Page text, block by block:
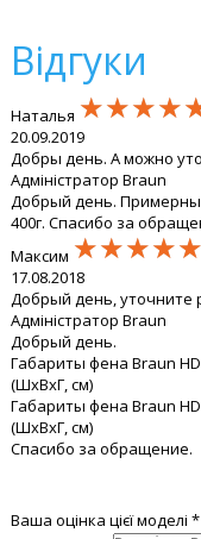
Відгуки
Наталья
20.09.2019
Добры день. А можно
Адміністратор Braun
Добрый день.
400г. Спасибо за
Максим ★★★★★
★★★★★
★★★★★
17.08.2018
Добрый день, уточните
Адміністратор Braun
Добрый день.
Габариты фена Braun
(ШxВxГ, см)
Габариты фена Braun
(ШxВxГ, см)
Спасибо за обращение.
Ваша оцінка цієї моделі *